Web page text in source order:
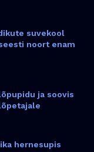
suvekool
noort enam
ja soovis
hernesupis